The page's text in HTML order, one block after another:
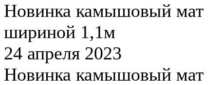
Новинка камышовый мат
шириной 1,1м
24 апреля 2023
Новинка камышовый мат